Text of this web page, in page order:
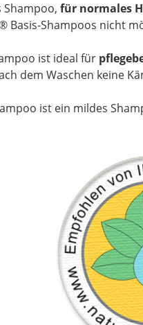
Shampoo, für normales
Basis-Shampoos nicht
ist ideal für
dem Waschen keine
ist ein mildes